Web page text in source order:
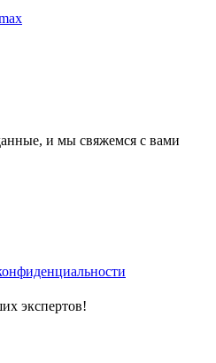
и мы свяжемся с вами
экспертов!